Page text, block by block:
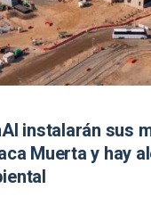
instalarán sus
Muerta y hay